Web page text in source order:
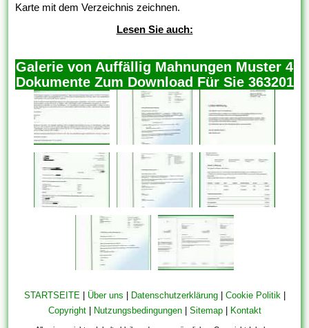
Karte mit dem Verzeichnis zeichnen.
Lesen Sie auch:
Galerie von Auffällig Mahnungen Muster 4
Dokumente Zum Download Für Sie 363201
STARTSEITE | Über uns | Datenschutzerklärung| Cookie Politik |
Copyright| Nutzungsbedingungen| Sitemap| Kontakt